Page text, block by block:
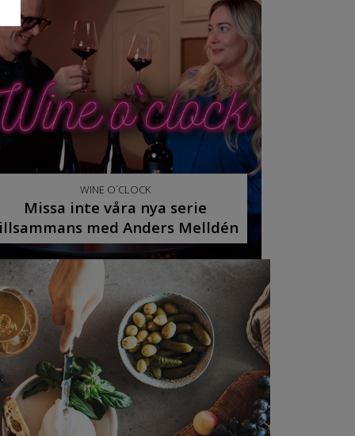
WINE O´CLOCK
Missa inte våra nya serie
med Anders Melldén